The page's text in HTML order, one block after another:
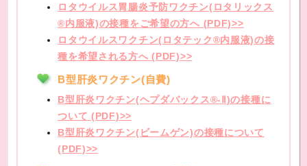
ロタウイルス胃腸炎予防ワクチン(ロタリックス
®内服液)の接種をご希望の方へ (PDF)>>
ロタウイルスワクチン(ロタテック®内服液)の接
種を希望される方へ (PDF)>>
B型肝炎ワクチン(自費)
B型肝炎ワクチン(ヘプダバックス®-Ⅱ)の接種に
ついて (PDF)>>
B型肝炎ワクチン(ビームゲン)の接種について
(PDF)>>